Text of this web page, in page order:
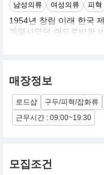
남성의류 여성의류 피혁
1954년 창립 이래 한국
계열사였던 랜드로바와
업 역량을 한데 모으고
기반을 마련하였습니다.
생산, 유통하는 토탈 패
멋과 여유를 창조하는 세
니다.
매장정보
로드샵 구두/피혁/잡화류
근무시간 : 09:00~19:30
모집조건